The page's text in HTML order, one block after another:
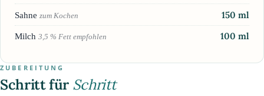
Sahne zum Kochen 150 ml
Milch 3,5 % Fett empfohlen 100 ml
ZUBEREITUNG
Schritt für Schritt